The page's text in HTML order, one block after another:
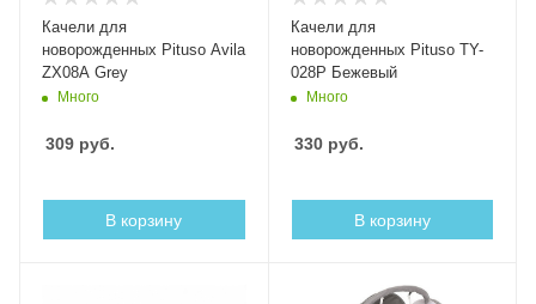
Качели для
новорожденных Pituso Avila
ZX08A Grey
Много
309 руб.
В корзину
Качели для
новорожденных Pituso TY-
028P Бежевый
Много
330руб.
В корзину